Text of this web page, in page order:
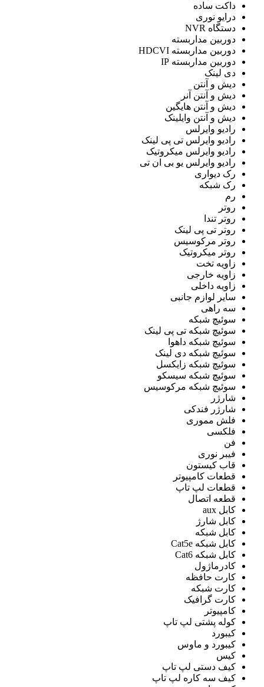
داکت ساده
درایو نوری
دستگاه NVR
دوربین مداربسته
دوربین مداربسته HDCVI
دوربین مداربسته IP
دی لینک
دیش و آنتن
دیش و آنتن آنر
دیش و آنتن هایگین
دیش و آنتن وایلینک
رادیو وایرلس
رادیو وایرلس تی پی لینک
رادیو وایرلس میکروتیک
رادیو وایرلس یو بی ان تی
رک دیواری
رک شبکه
رم
روتر
روتر تندا
روتر تی پی لینک
روتر مرکوسیس
روتر میکروتیک
زاویه تخت
زاویه خارجی
زاویه داخلی
سایر لوازم جانبی
سه راهی
سوئیچ شبکه
سوئیچ شبکه تی پی لینک
سوئیچ شبکه داهوا
سوئیچ شبکه دی لینک
سوئیچ شبکه زایکسل
سوئیچ شبکه سیسکو
سوئیچ شبکه مرکوسیس
شارژر
شارژر فندکی
فلش مموری
فلکسی
فن
فیبر نوری
قاب کیستون
قطعات کامپیوتر
قطعات لپ تاپ
قطعه اتصال
کابل aux
کابل شارژ
کابل شبکه
کابل شبکه Cat5e
کابل شبکه Cat6
کادرماژول
کارت حافظه
کارت شبکه
کارت گرافیک
کامپیوتر
کوله پشتی لپ تاپ
کیبورد
کیبورد و ماوس
کیس
کیف دستی لپ تاپ
کیف سه کاره لپ تاپ